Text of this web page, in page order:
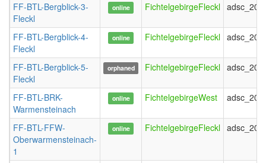
FF-BTL-Bergblick-3-
Fleckl
online FichtelgebirgeFleckl
FF-BTL-Bergblick-4-
Fleckl
online FichtelgebirgeFleckl
FF-BTL-Bergblick-5-
Fleckl
orphaned FichtelgebirgeFleckl
FF-BTL-BRK-
Warmensteinach
online FichtelgebirgeWest
FF-BTL-FFW-
Oberwarmensteinach-
1
online FichtelgebirgeFleckl